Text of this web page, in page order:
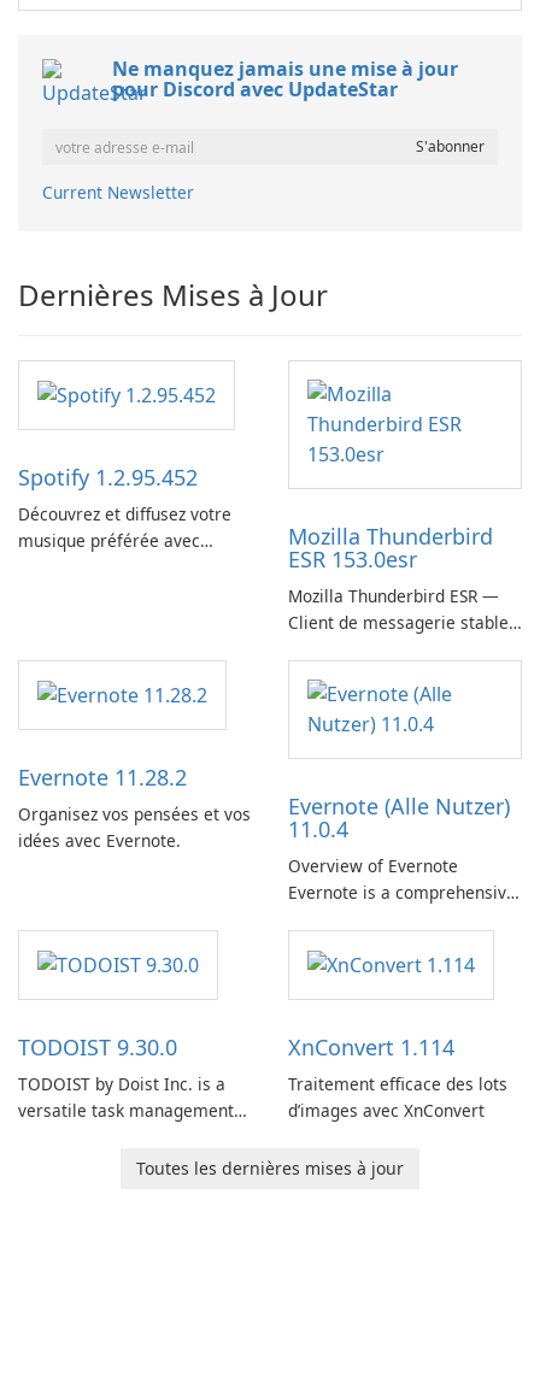
Ne manquez jamais une mise à jour
pour Discord avec UpdateStar
Current Newsletter
Dernières Mises à Jour
Spotify 1.2.95.452
Découvrez et diffusez votre
musique préférée avec
Mozilla Thunderbird
ESR 153.0esr
Mozilla Thunderbird ESR —
Client de messagerie stable,
l’entreprise
Evernote 11.28.2
Organisez vos pensées et vos
idées avec Evernote.
Evernote (Alle Nutzer)
11.0.4
Overview of Evernote
Evernote is a comprehensive
software designed to help
users capture, organize, and
access information across
TODOIST 9.30.0
TODOIST by Doist Inc. is a
versatile task management
individuals and teams
XnConvert 1.114
Traitement efficace des lots
d’images avec XnConvert
Toutes les dernières mises à jour